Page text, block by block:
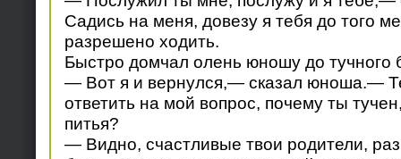
Садись на меня, довезу я тебя до того
разрешено ходить.
Быстро домчал олень юношу до тучного
— Вот я и вернулся,— сказал юноша.—
ответить на мой вопрос, почему ты
питья?
— Видно, счастливые твои родители,